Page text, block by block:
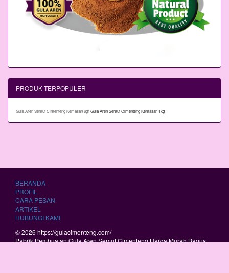
PRODUK TERPOPULER
Gula Aren Semut Cimenteng Kemasan 6grGula Aren Semut Cimenteng Kemasan 1kg
BERANDA
PROFIL
CARA PESAN
ARTIKEL
HUBUNGI KAMI
© 2026 https://gulacimenteng.com/
Pabrik Pembuatan Gula Aren Semut Cimenteng Harga Murah Bagus